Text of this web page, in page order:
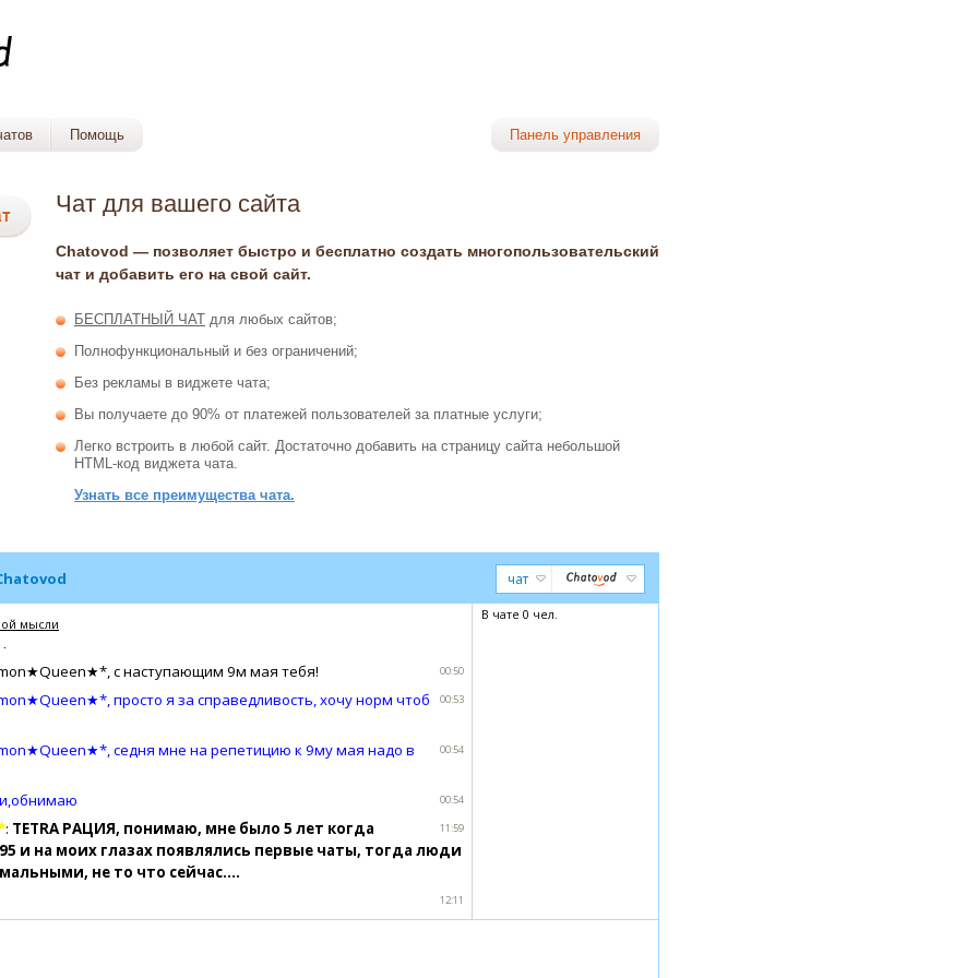
Панель управления
Помощь
Чат для вашего сайта
Chatovod — позволяет быстро и бесплатно создать многопользовательский
чат и добавить его на свой сайт.
БЕСПЛАТНЫЙ ЧАТ для любых сайтов;
Полнофункциональный и без ограничений;
Без рекламы в виджете чата;
Вы получаете до 90% от платежей пользователей за платные услуги;
Легко встроить в любой сайт. Достаточно добавить на страницу сайта небольшой
HTML-код виджета чата.
Узнать все преимущества чата.